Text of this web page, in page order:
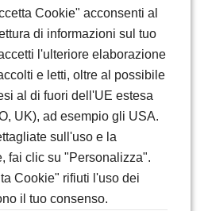
Cookie" acconsenti al
di informazioni sul tuo
l'ulteriore elaborazione
e letti, oltre al possibile
al di fuori dell'UE estesa
UK), ad esempio gli USA.
sull'uso e la
fai clic su "Personalizza".
Cookie" rifiuti l'uso dei
il tuo consenso.